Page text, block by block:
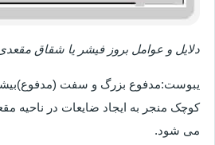
دلایل و عوامل بروز فیشر یا شقاق
یبوست:مدفوع بزرگ و سفت
کوچک منجر به ایجاد ضایعات در ناحیه
می شود.